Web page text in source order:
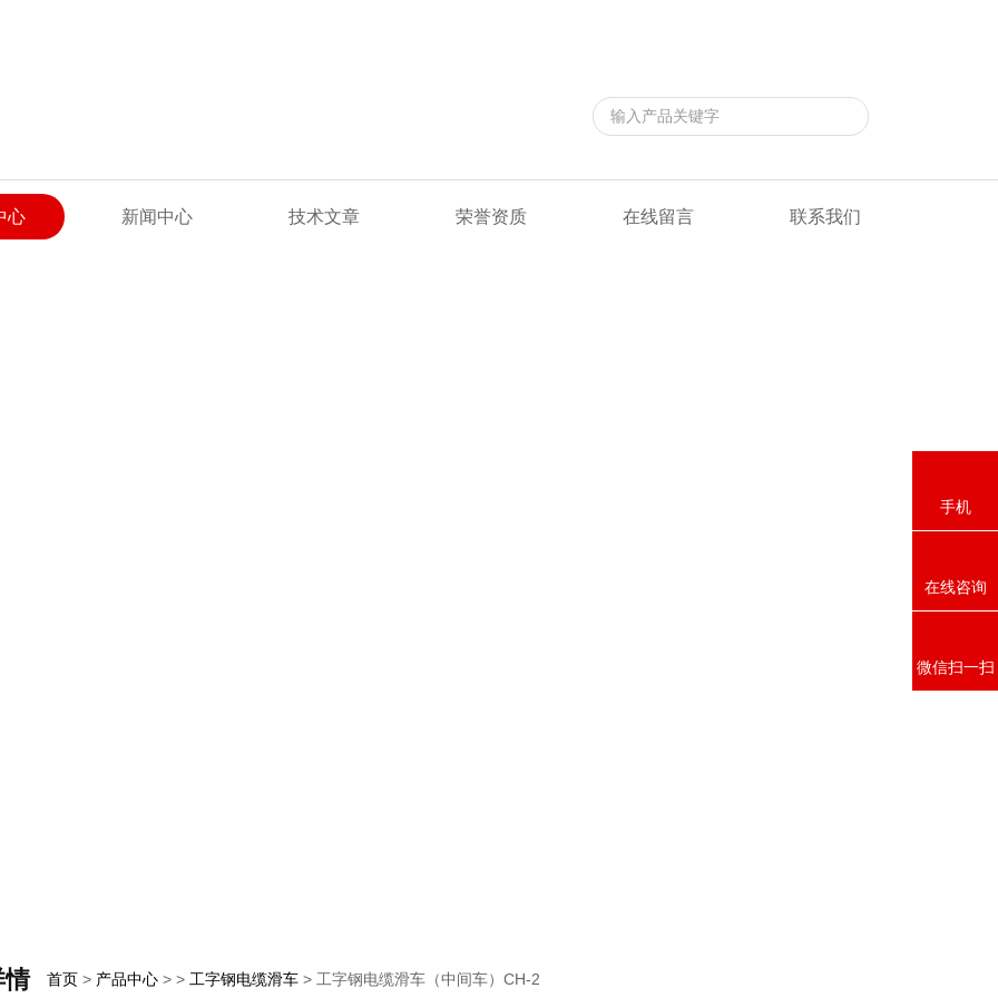
心 新闻中心 技术文章 荣誉资质 在线留言 联系我们
情 首页 > 产品中心 > > 工字钢电缆滑车 > 工字钢电缆滑车（中间车）CH-2
手机
在线咨询
微信扫一扫